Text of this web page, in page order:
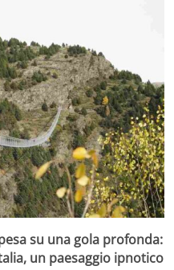
su una gola profonda:
un paesaggio ipnotico